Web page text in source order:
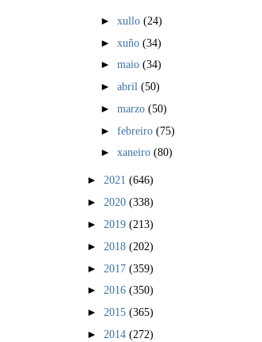
►xullo(24)
►xuño(34)
►maio(34)
►abril(50)
►marzo(50)
►febreiro(75)
►xaneiro(80)
► 2021 (646)
► 2020 (338)
► 2019 (213)
► 2018 (202)
► 2017 (359)
► 2016 (350)
► 2015 (365)
► 2014 (272)